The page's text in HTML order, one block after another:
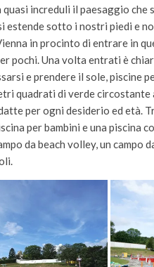
quasi increduli il paesaggio
estende sotto i nostri piedi e
in procinto di entrare in
pochi. Una volta entrati è
e prendere il sole, piscine
quadrati di verde circostante
per ogni desiderio ed età.
per bambini e una piscina
da beach volley, un campo